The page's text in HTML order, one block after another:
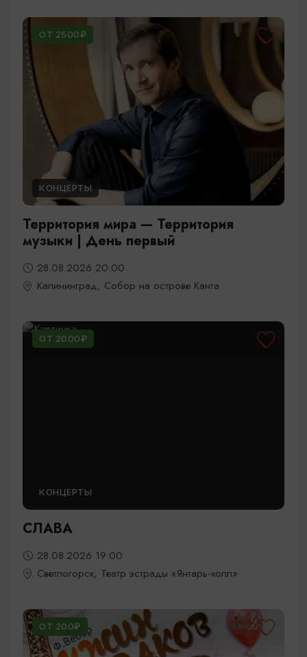
ОТ 2500₽
КОНЦЕРТЫ
Территория мира — Территория
музыки | День первый
28.08.2026 20:00
Калининград, Собор на острове Канта
ОТ 2000₽
КОНЦЕРТЫ
СЛАВА
28.08.2026 19:00
Светлогорск, Театр эстрады «Янтарь-холл»
ОТ 200₽